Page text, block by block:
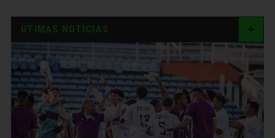
ÚTIMAS NOTÍCIAS